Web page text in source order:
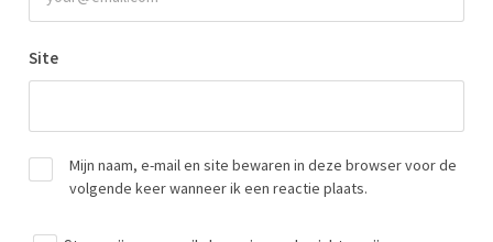
Site
Mijn naam, e-mail en site bewaren in deze browser voor de
volgende keer wanneer ik een reactie plaats.